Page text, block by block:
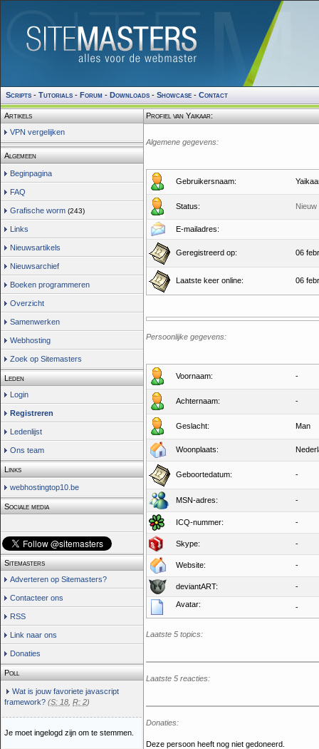
Scripts - Tutorials - Forum - Downloads - Showcase - Contact
Artikels
VPN vergelijken
Algemeen
Beginpagina
FAQ
Grafische worm (243)
Links
Nieuwsartikels
Nieuwsarchief
Boeken programmeren
Overzicht
Samenwerken
Webhosting
Zoek op Sitemasters
Leden
Login
Registreren
Ledenlijst
Ons team
Links
webhostingtop10.be
Sociale media
Sitemasters
Adverteren op Sitemasters?
Contacteer ons
RSS
Link naar ons
Donaties
Poll
Wat is jouw favoriete javascript
framework? (S: 18 R: 2)
Je moet ingelogd zijn om te stemmen.
Profiel van Yaikaar:
Algemene gegevens:
Gebruikersnaam:
Status: Nieuw
E-mailadres:
Geregistreerd op: 06
Laatste keer online: 06
Persoonlijke gegevens:
Voornaam: -
Achternaam: -
Geslacht: Man
Woonplaats:
Geboortedatum: -
MSN-adres: -
ICQ-nummer: -
Skype: -
Website: -
deviantART: -
Avatar: -
Laatste 5 topics:
Laatste 5 reacties:
Donaties:
Deze persoon heeft nog niet gedoneerd.